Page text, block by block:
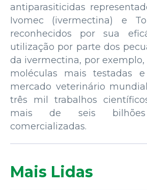
antiparasiticidas
Ivomec (ivermectina) e
reconhecidos por sua
utilização por parte dos
da ivermectina, por exemplo,
moléculas mais testadas
mercado veterinário
três mil trabalhos
mais de seis
comercializadas.
Mais Lidas